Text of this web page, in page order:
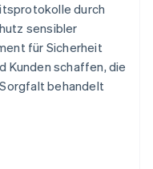
durch
sensibler
für Sicherheit
Kunden schaffen, die
behandelt